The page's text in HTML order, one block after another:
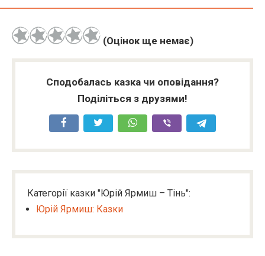
(Оцінок ще немає)
Сподобалась казка чи оповідання?
Поділіться з друзями!
Категорії казки "Юрій Ярмиш – Тінь":
Юрій Ярмиш: Казки